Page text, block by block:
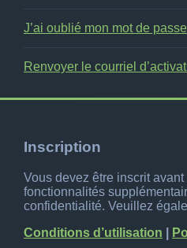
J’ai oublié mon mot de passe
Renvoyer le courriel
Inscription
Vous devez être inscrit
fonctionnalités
confidentialité. Veuillez
Conditions d’utilisation